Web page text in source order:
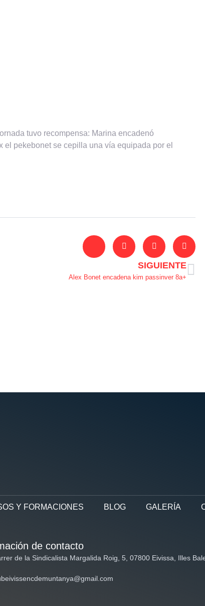
tuvo recompensa: Marina encadenó
pekebonet se cepilla una vía equipada por el
SIGUIENTE
Alex Bonet encadena kim passinver 8a+
Y FORMACIONES BLOG GALERÍA
de contacto
de la Sindicalista Margalida Roig, 5, 07800 Eivissa, Illes